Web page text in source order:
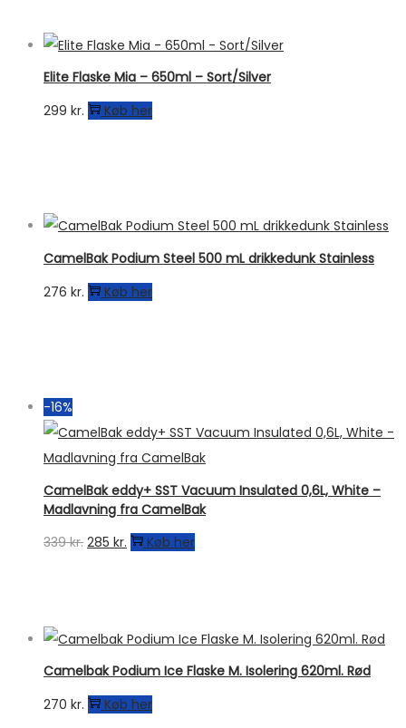
Elite Flaske Mia – 650ml – Sort/Silver
299 kr. Køb her
CamelBak Podium Steel 500 mL drikkedunk Stainless
276 kr. Køb her
-16%
CamelBak eddy+ SST Vacuum Insulated 0,6L, White –
Madlavning fra CamelBak
339kr. Den
339 kr..
285 kr. Den
285 kr..
Køb her
Camelbak Podium Ice Flaske M. Isolering 620ml. Rød
270 kr. Køb her